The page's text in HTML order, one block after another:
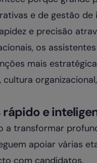
e de gestão
e precisão
os
mais
organizacional,
rápido e
a transformar
apoiar várias
com candidatos.